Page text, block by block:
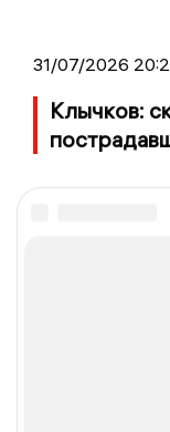
31/07/2026
Клычков: